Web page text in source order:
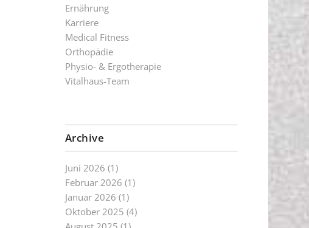
Ernährung
Karriere
Medical Fitness
Orthopädie
Physio- & Ergotherapie
Vitalhaus-Team
Archive
Juni 2026 (1)
Februar 2026 (1)
Januar 2026 (1)
Oktober 2025 (4)